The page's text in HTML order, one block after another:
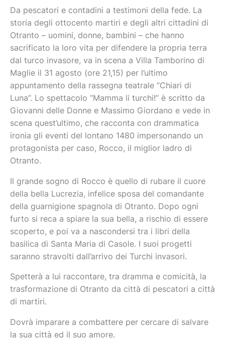
Da pescatori e contadini a testimoni della fede. La
storia degli ottocento martiri e degli altri cittadini di
Otranto – uomini, donne, bambini – che hanno
sacrificato la loro vita per difendere la propria terra
dal turco invasore, va in scena a Villa Tamborino di
Maglie il 31 agosto (ore 21,15) per l’ultimo
appuntamento della rassegna teatrale “Chiari di
Luna”. Lo spettacolo “Mamma li turchi!” è scritto da
Giovanni delle Donne e Massimo Giordano e vede in
scena quest’ultimo, che racconta con drammatica
ironia gli eventi del lontano 1480 impersonando un
protagonista per caso, Rocco, il miglior ladro di
Otranto.
Il grande sogno di Rocco è quello di rubare il cuore
della bella Lucrezia, infelice sposa del comandante
della guarnigione spagnola di Otranto. Dopo ogni
furto si reca a spiare la sua bella, a rischio di essere
scoperto, e poi va a nascondersi tra i libri della
basilica di Santa Maria di Casole. I suoi progetti
saranno stravolti dall’arrivo dei Turchi invasori.
Spetterà a lui raccontare, tra dramma e comicità, la
trasformazione di Otranto da città di pescatori a città
di martiri.
Dovrà imparare a combattere per cercare di salvare
la sua città ed il suo amore.